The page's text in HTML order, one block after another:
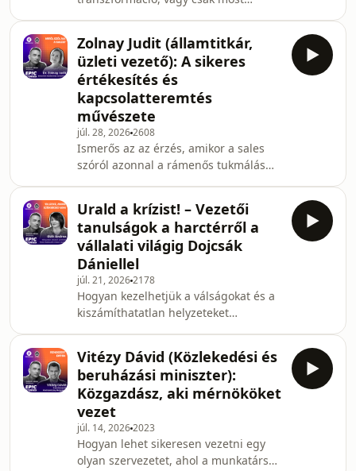
Bacsó Gergely, az Allianz biztosító
CEO-ja, korábbi McKinsey partner és
digitális vezető a vendégünk. Dojcsák
Dániel arról beszélgetett Gergellyel,
hogy mi a valóság a vállalati
digitalizáció, a hangzatos buzzwordök
és a mesterséges intelligencia (AI)
mögött. Miközben minden
Zolnay Judit (államtitkár,
üzleti vezető): A sikeres
értékesítés és
kapcsolatteremtés
művészete
júl. 28, 20262608
Ismerős az az érzés, amikor a sales
szóról azonnal a rámenős tukmálás
vendégünk Zolnay Judit (korábban a
MetLife vezérigazgatója, jelenleg
tanácsadó és mentor, államtitkár), aki
Dojcsák Dániellel beszélget arról,
miért nem pejoratív dolog az
értékesítés, és miért vagyunk
valójában mindannyian salesesek –
akár az irodában, akár a mag
Urald a krízist! – Vezetői
tanulságok a harctérről a
vállalati világig Dojcsák
Dániellel
júl. 21, 20262178
Hogyan kezelhetjük a válságokat és a
kiszámíthatatlan helyzeteket
gondozásában megjelent könyvet,
William McRaven (az amerikai
hadsereg négycsillagos
tengerészgyalogosának) Urald a
krízist című művét járja körül. Dojcsák
Dániel műsorvezető és Oláh Andrea (a
Könyvben utazom hostja) arról
Vitézy Dávid (Közlekedési és
beruházási miniszter):
Közgazdász, aki mérnököket
vezet
júl. 14, 20262023
Hogyan lehet sikeresen vezetni egy
olyan szervezetet, ahol a munkatársak